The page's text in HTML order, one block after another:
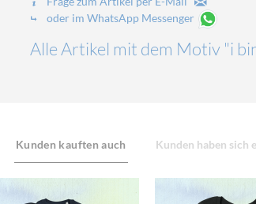
oder im WhatsApp Messenger
Alle Artikel mit dem Motiv "i
Kunden kauften auch Kunden haben sich